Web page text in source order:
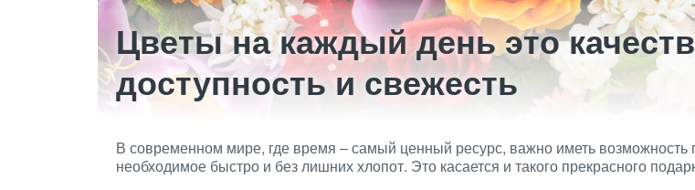
Цветы на каждый день это
доступность и свежесть
В современном мире, где время – самый ценный ресурс, важно иметь возможность
необходимое быстро и без лишних хлопот. Это касается и такого прекрасного